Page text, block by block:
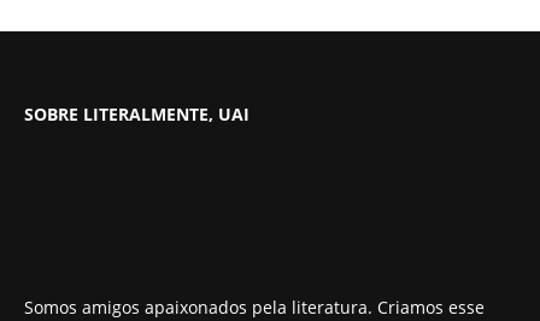
SOBRE LITERALMENTE, UAI
Somos amigos apaixonados pela literatura. Criamos esse